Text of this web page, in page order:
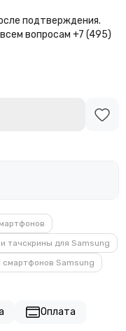
подтверждения.
вопросам +7 (495)
тачскрины для Samsung
смартфонов Samsung
Оплата